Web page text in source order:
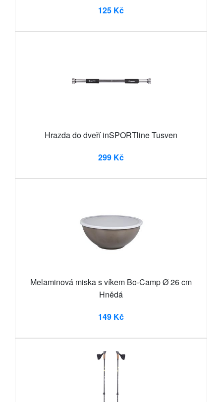
125 Kč
Hrazda do dveří inSPORTline Tusven
299 Kč
Melaminová miska s víkem Bo-Camp Ø 26 cm
Hnědá
149 Kč